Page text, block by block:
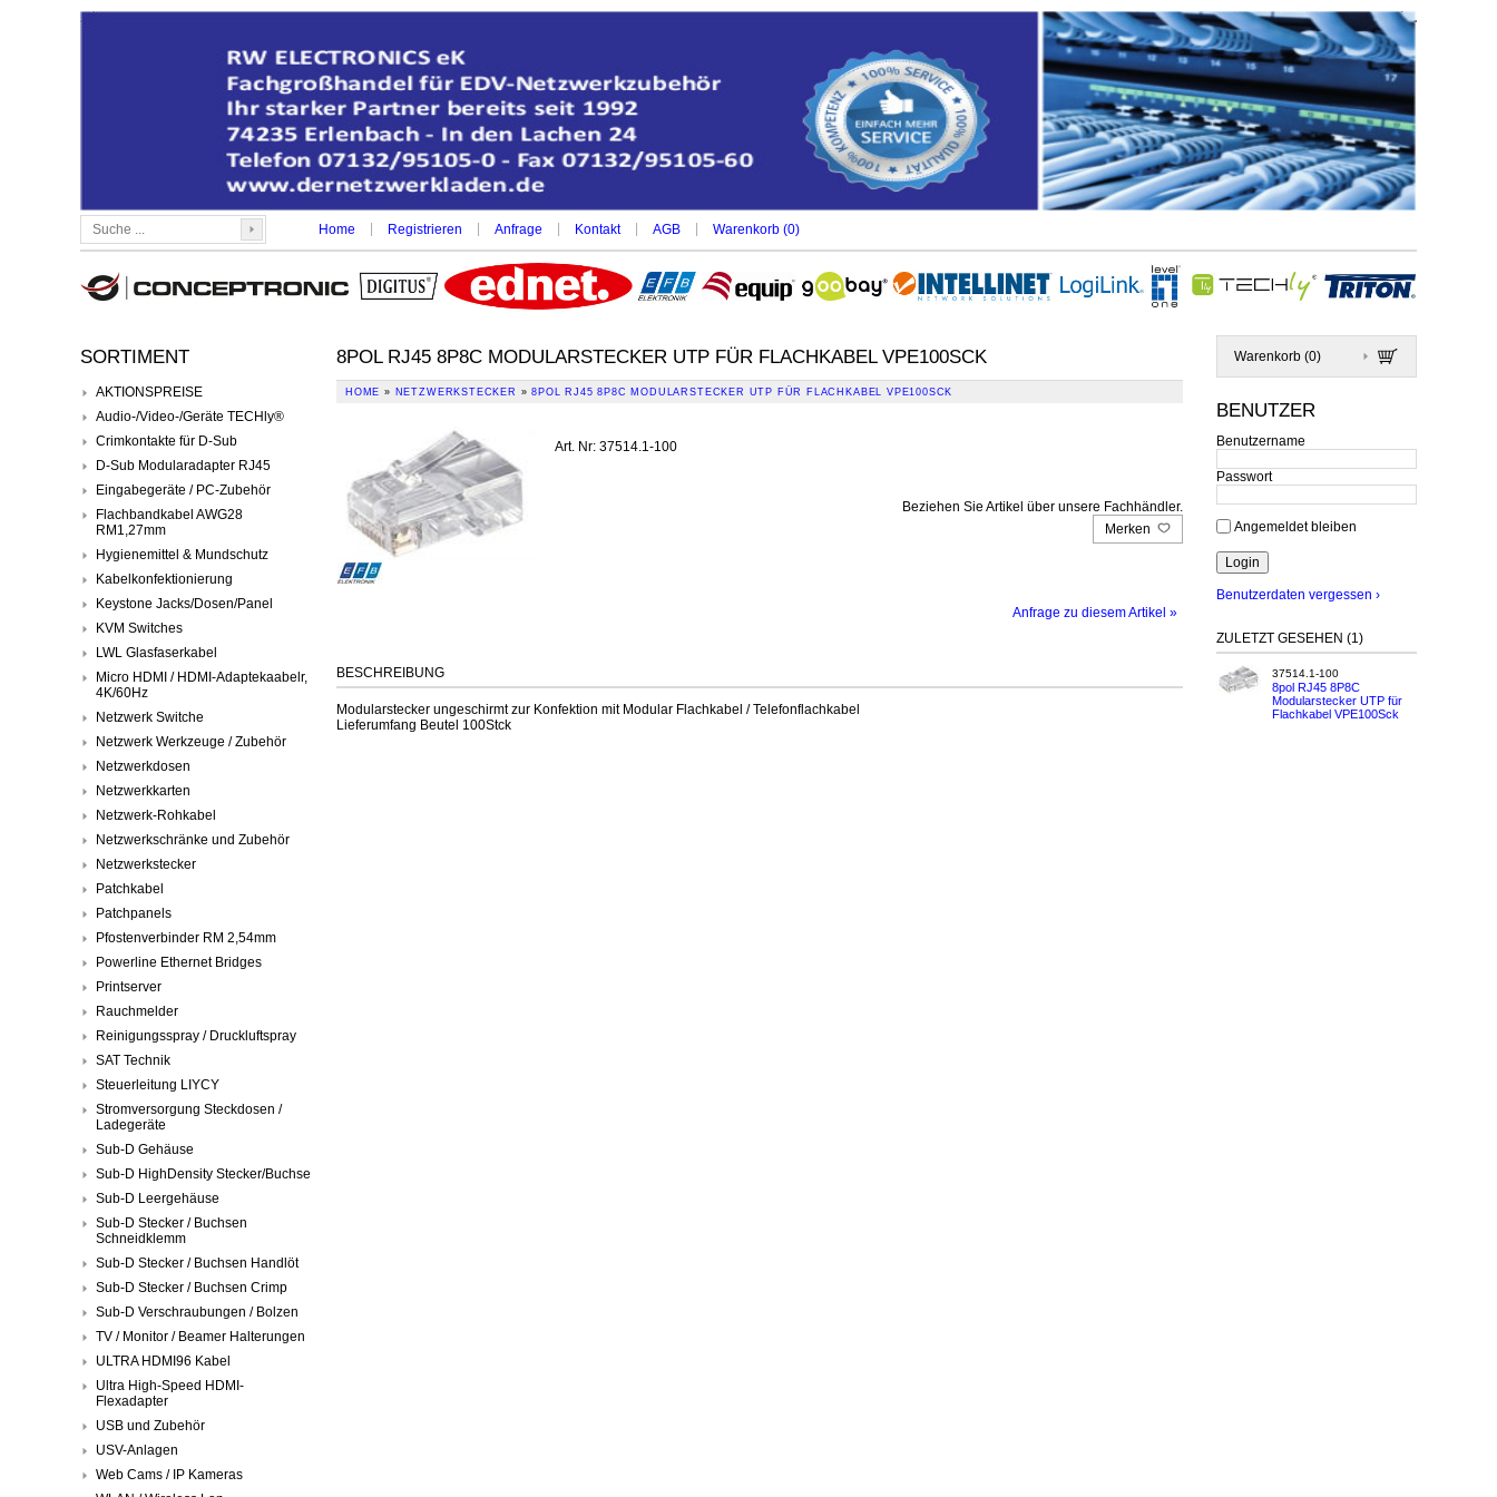
Home Registrieren Anfrage Kontakt AGB Warenkorb (0)
Warenkorb (0)
BENUTZER
Benutzername
Passwort
Angemeldet bleiben
Benutzerdaten vergessen ›
ZULETZT GESEHEN (1)
37514.1-100
8pol RJ45 8P8C
Modularstecker UTP für
Flachkabel VPE100Sck
SORTIMENT
AKTIONSPREISE
Audio-/Video-/Geräte TECHly®
Crimkontakte für D-Sub
D-Sub Modularadapter RJ45
Eingabegeräte / PC-Zubehör
Flachbandkabel AWG28
RM1,27mm
Hygienemittel & Mundschutz
Kabelkonfektionierung
Keystone Jacks/Dosen/Panel
KVM Switches
LWL Glasfaserkabel
Micro HDMI / HDMI-Adaptekaabelr,
4K/60Hz
Netzwerk Switche
Netzwerk Werkzeuge / Zubehör
Netzwerkdosen
Netzwerkkarten
Netzwerk-Rohkabel
Netzwerkschränke und Zubehör
Netzwerkstecker
Patchkabel
Patchpanels
Pfostenverbinder RM 2,54mm
Powerline Ethernet Bridges
Printserver
Rauchmelder
Reinigungsspray / Druckluftspray
SAT Technik
Steuerleitung LIYCY
Stromversorgung Steckdosen /
Ladegeräte
Sub-D Gehäuse
Sub-D HighDensity Stecker/Buchse
Sub-D Leergehäuse
Sub-D Stecker / Buchsen
Schneidklemm
Sub-D Stecker / Buchsen Handlöt
Sub-D Stecker / Buchsen Crimp
Sub-D Verschraubungen / Bolzen
TV / Monitor / Beamer Halterungen
ULTRA HDMI96 Kabel
Ultra High-Speed HDMI-
Flexadapter
USB und Zubehör
USV-Anlagen
Web Cams / IP Kameras
8POL RJ45 8P8C MODULARSTECKER UTP FÜR FLACHKABEL VPE100SCK
HOME » NETZWERKSTECKER »8POL RJ45 8P8C MODULARSTECKER UTP FÜR FLACHKABEL VPE100SCK
Art. Nr: 37514.1-100
Beziehen Sie Artikel über unsere Fachhändler.
Merken
Anfrage zu diesem Artikel »
BESCHREIBUNG
Modularstecker ungeschirmt zur Konfektion mit Modular Flachkabel / Telefonflachkabel
Lieferumfang Beutel 100Stck